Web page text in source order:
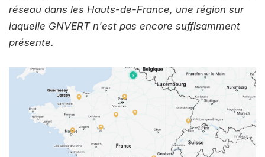
réseau dans les Hauts-de-France, une région sur
laquelle GNVERT n'est pas encore suffisamment
présente.